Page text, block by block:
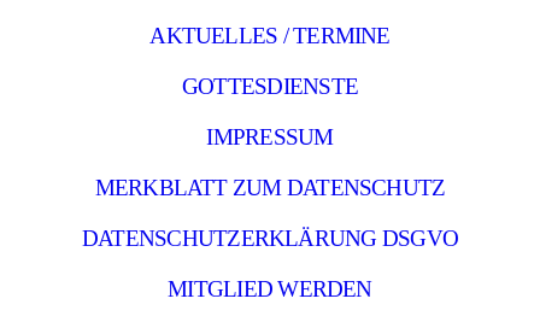
AKTUELLES / TERMINE
GOTTESDIENSTE
IMPRESSUM
MERKBLATT ZUM DATENSCHUTZ
DATENSCHUTZERKLÄRUNG DSGVO
MITGLIED WERDEN